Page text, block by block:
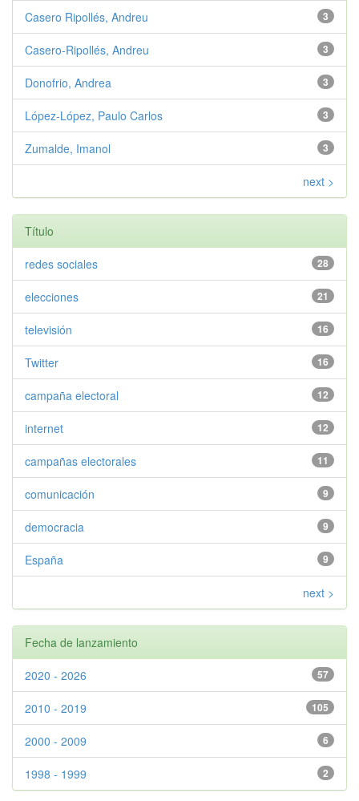
3
Casero Ripollés, Andreu
3
Casero-Ripollés, Andreu
3
Donofrio, Andrea
3
López-López, Paulo Carlos
3
Zumalde, Imanol
next >
Título
28
redes sociales
21
elecciones
16
televisión
16
Twitter
12
campaña electoral
12
internet
11
campañas electorales
9
comunicación
9
democracia
9
España
next >
Fecha de lanzamiento
57
2020 - 2026
105
2010 - 2019
6
2000 - 2009
2
1998 - 1999